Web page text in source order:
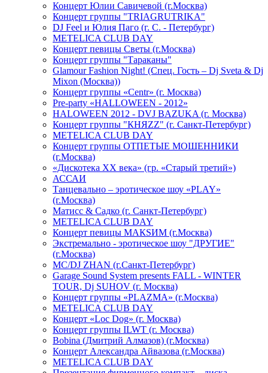
Концерт Юлии Савичевой (г.Москва)
Концерт группы "TRIAGRUTRIKA"
DJ Feel и Юлия Паго (г. С. - Петербург)
METELICA CLUB DAY
Концерт певицы Светы (г.Москва)
Концерт группы "Тараканы"
Glamour Fashion Night! (Спец. Гость – Dj Sveta & Dj
Mixon (Москва))
Концерт группы «Centr» (г. Москва)
Pre-party «HALLOWEEN - 2012»
HALOWEEN 2012 - DVJ BAZUKA (г. Москва)
Концерт группы "КНЯZZ" (г. Санкт-Петербург)
METELICA CLUB DAY
Концерт группы ОТПЕТЫЕ МОШЕННИКИ
(г.Москва)
«Дискотека ХХ века» (гр. «Старый третий»)
АССАИ
Танцевально – эротическое шоу «PLAY»
(г.Москва)
Матисс & Садко (г. Санкт-Петербург)
METELICA CLUB DAY
Концерт певицы МАКSИМ (г.Москва)
Экстремально - эротическое шоу "ДРУГИЕ"
(г.Москва)
МС/DJ ZHAN (г.Санкт-Петербург)
Garage Sound System presents FALL - WINTER
TOUR, Dj SUHOV (г. Москва)
Концерт группы «PLAZMA» (г.Москва)
METELICA CLUB DAY
Концерт «Loc Dog» (г. Москва)
Концерт группы ILWT (г. Москва)
Bobina (Дмитрий Алмазов) (г.Москва)
Концерт Александра Айвазова (г.Москва)
METELICA CLUB DAY